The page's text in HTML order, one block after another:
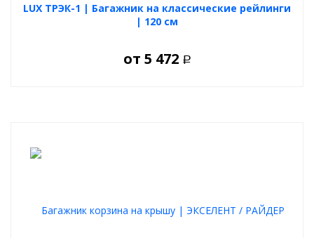
LUX ТРЭК-1 | Багажник на классические рейлинги
| 120 см
от 5 472 Р